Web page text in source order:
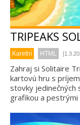
TRIPEAKS
Karetní HTML
Zahraj si Solitaire
kartovú hru s
stovky jedinečných
grafikou a pestrými